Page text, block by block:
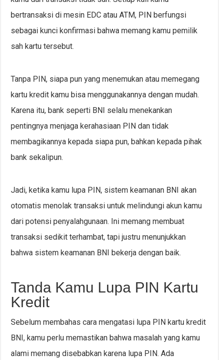
bertransaksi di mesin EDC atau ATM, PIN berfungsi
sebagai kunci konfirmasi bahwa memang kamu pemilik
sah kartu tersebut.
Tanpa PIN, siapa pun yang menemukan atau memegang
kartu kredit kamu bisa menggunakannya dengan mudah.
Karena itu, bank seperti BNI selalu menekankan
pentingnya menjaga kerahasiaan PIN dan tidak
membagikannya kepada siapa pun, bahkan kepada pihak
bank sekalipun.
Jadi, ketika kamu lupa PIN, sistem keamanan BNI akan
otomatis menolak transaksi untuk melindungi akun kamu
dari potensi penyalahgunaan. Ini memang membuat
transaksi sedikit terhambat, tapi justru menunjukkan
bahwa sistem keamanan BNI bekerja dengan baik.
Tanda Kamu Lupa PIN Kartu
Kredit
Sebelum membahas cara mengatasi lupa PIN kartu kredit
BNI, kamu perlu memastikan bahwa masalah yang kamu
alami memang disebabkan karena lupa PIN. Ada